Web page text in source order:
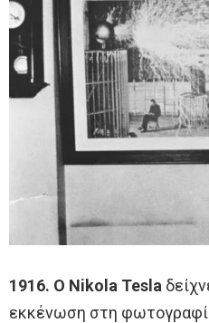
1916. Ο Nikola Tesla
εκκένωση στη